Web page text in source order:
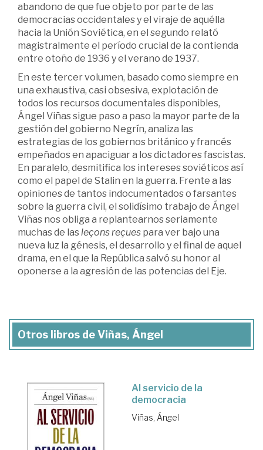
abandono de que fue objeto por parte de las
democracias occidentales y el viraje de aquélla
hacia la Unión Soviética, en el segundo relató
magistralmente el período crucial de la contienda
entre otoño de 1936 y el verano de 1937.
En este tercer volumen, basado como siempre en
una exhaustiva, casi obsesiva, explotación de
todos los recursos documentales disponibles,
Ángel Viñas sigue paso a paso la mayor parte de la
gestión del gobierno Negrín, analiza las
estrategias de los gobiernos británico y francés
empeñados en apaciguar a los dictadores fascistas.
En paralelo, desmitifica los intereses soviéticos así
como el papel de Stalin en la guerra. Frente a las
opiniones de tantos indocumentados o farsantes
sobre la guerra civil, el solidísimo trabajo de Ángel
Viñas nos obliga a replantearnos seriamente
muchas de lasleçons reçues para ver bajo una
nueva luz la génesis, el desarrollo y el final de aquel
drama, en el que la República salvó su honor al
oponerse a la agresión de las potencias del Eje.
Otros libros de Viñas, Ángel
Al servicio de la
democracia
Viñas, Ángel